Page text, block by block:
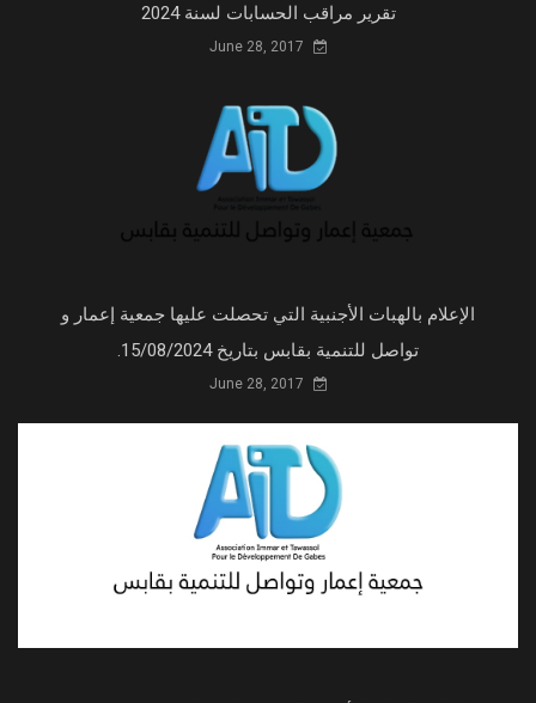
تقرير مراقب الحسابات لسنة 2024
الإعلام بالهبات الأجنبية التي تحصلت عليها جمعية إعمار و
تواصل للتنمية بقابس بتاريخ 15/08/2024.